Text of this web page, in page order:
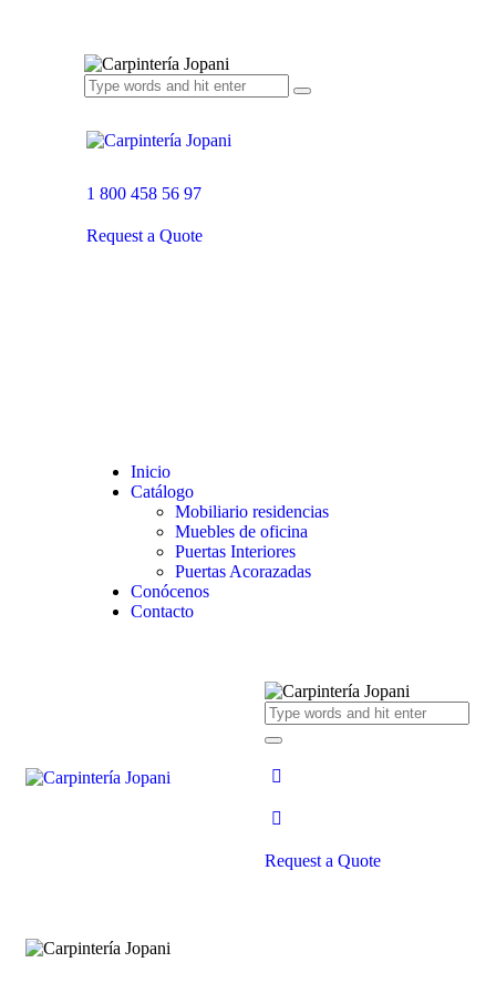
1 800 458 56 97
Request a Quote
Inicio
Catálogo
Mobiliario residencias
Muebles de oficina
Puertas Interiores
Puertas Acorazadas
Conócenos
Contacto
Request a Quote